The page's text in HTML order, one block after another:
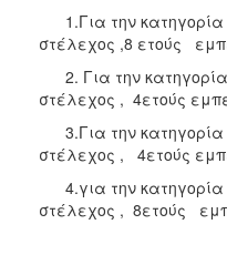
1.Για την
στέλεχος ,8 ετούς
2. Για την
στέλεχος , 4ετούς
3.Για την κατηγορία
στέλεχος , 4ετούς
4.για την κατηγορία
στέλεχος , 8ετούς